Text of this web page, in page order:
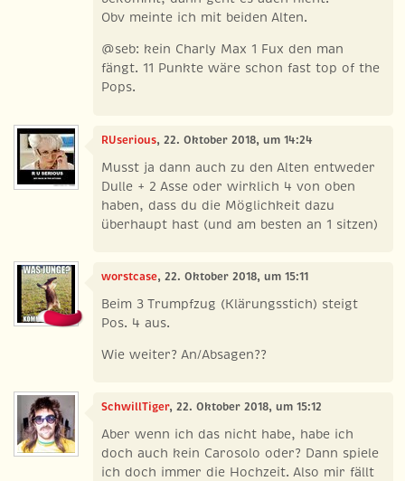
Obv meinte ich mit beiden Alten.
@seb: kein Charly Max 1 Fux den man
fängt. 11 Punkte wäre schon fast top of the
Pops.
RUserious, 22. Oktober 2018, um 14:24
Musst ja dann auch zu den Alten entweder
Dulle + 2 Asse oder wirklich 4 von oben
haben, dass du die Möglichkeit dazu
überhaupt hast (und am besten an 1 sitzen)
worstcase, 22. Oktober 2018, um 15:11
Beim 3 Trumpfzug (Klärungsstich) steigt
Pos. 4 aus.
Wie weiter? An/Absagen??
SchwillTiger, 22. Oktober 2018, um 15:12
Aber wenn ich das nicht habe, habe ich
doch auch kein Carosolo oder? Dann spiele
ich doch immer die Hochzeit. Also mir fällt